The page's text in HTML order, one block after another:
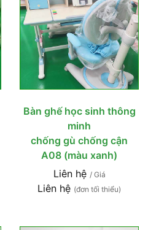
Bàn ghế học sinh thông
minh
chống gù chống cận
A08 (màu xanh)
Liên hệ / Giá
Liên hệ (đơn tối thiểu)